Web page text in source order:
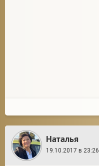
Наталья
19.10.2017 в 23:26